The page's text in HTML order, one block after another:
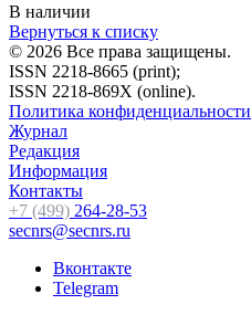
В наличии
Вернуться к списку
© 2026 Все права защищены.
ISSN 2218-8665 (print);
ISSN 2218-869X (online).
Политика конфиденциальности
Журнал
Редакция
Информация
Контакты
+7 (499) 264-28-53
secnrs@secnrs.ru
Вконтакте
Telegram